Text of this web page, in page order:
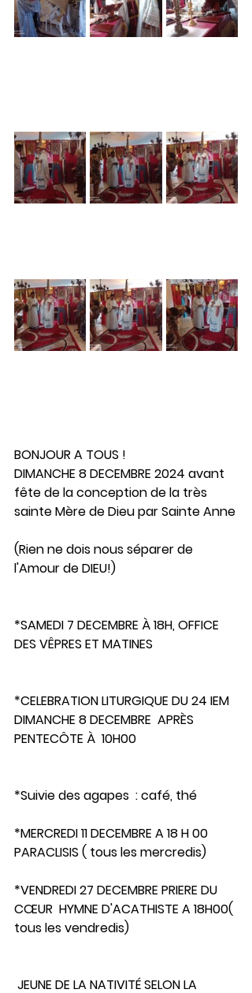
BONJOUR A TOUS !
DIMANCHE 8 DECEMBRE 2024 avant
fête de la conception de la très
sainte Mère de Dieu par Sainte Anne
(Rien ne dois nous séparer de
l'Amour de DIEU!)
*SAMEDI 7 DECEMBRE À 18H, OFFICE
DES VÊPRES ET MATINES
*CELEBRATION LITURGIQUE DU 24 IEM
DIMANCHE 8 DECEMBRE  APRÈS
PENTECÔTE À  10H00
*Suivie des agapes  : café, thé
*MERCREDI 11 DECEMBRE A 18 H 00
PARACLISIS ( tous les mercredis)
*VENDREDI 27 DECEMBRE PRIERE DU
CŒUR  HYMNE D'ACATHISTE A 18H00(
tous les vendredis)
JEUNE DE LA NATIVITÉ SELON LA